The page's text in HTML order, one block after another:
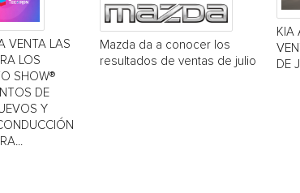
VENTA LAS
LOS
SHOW®
DE
Y
Mazda da a conocer los
resultados de ventas de julio
KIA
DE